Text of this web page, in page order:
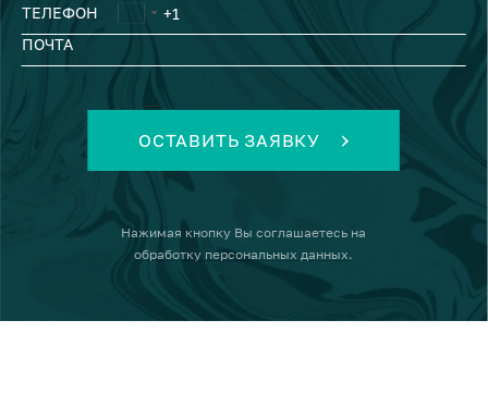
ТЕЛЕФОН
ПОЧТА
ОСТАВИТЬ ЗАЯВКУ
Нажимая кнопку Вы соглашаетесь на
обработку персональных данных.